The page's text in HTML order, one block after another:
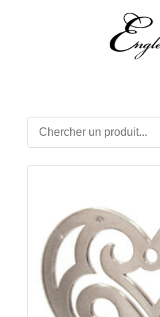
Boucles d’Oreilles
Boutons de manchette
Colliers
Médailles
Pendentifs
Adamas